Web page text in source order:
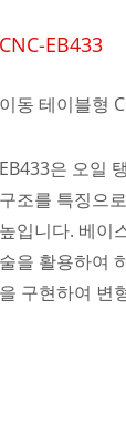
CNC-EB433
이동 테이블형
EB433은 오일
구조를 특징으
높입니다. 베이
술을 활용하여
을 구현하여 변